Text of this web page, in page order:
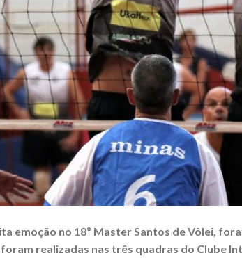
emoção no 18º Master Santos de Vôlei,
realizadas nas três quadras do Clube